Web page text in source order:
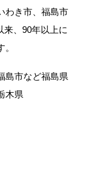
わき市、福島市
来、90年以上に
島市など福島県
木県